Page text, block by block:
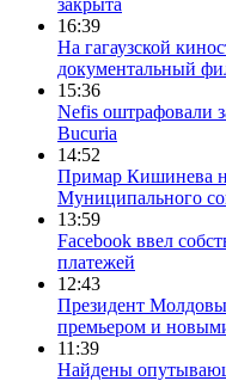
16:39
На гагаузской
документальный
15:36
Nefis оштрафовали
Bucuria
14:52
Примар Кишинева
Муниципального
13:59
Facebook ввел
платежей
12:43
Президент Молдовы
премьером и
11:39
Найдены